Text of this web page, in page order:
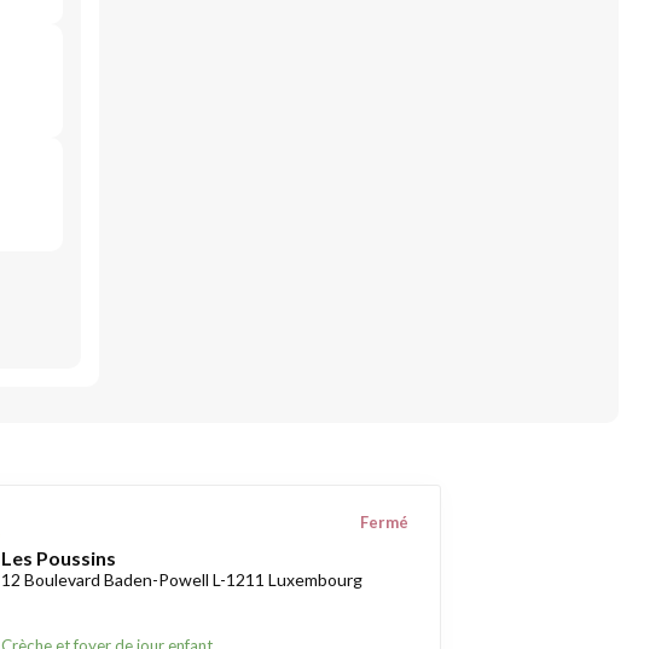
Les Poussins
12 Boulevard Baden-Powell L-1211 Luxembourg
Fermé